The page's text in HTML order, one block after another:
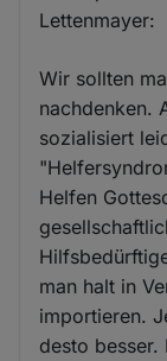
Lettenmayer:
Wir sollten
nachdenken.
sozialisiert
Helfen
man halt in
importieren.
desto